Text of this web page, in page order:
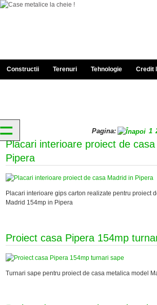
Constructii Terenuri Tehnologie Credit
Pagina: 1
Placari interioare proiect de
Pipera
Placari interioare gips carton realizate pentru proiect
Madrid 154mp in Pipera
Proiect casa Pipera 154mp
Turnari sape pentru proiect de casa metalica model